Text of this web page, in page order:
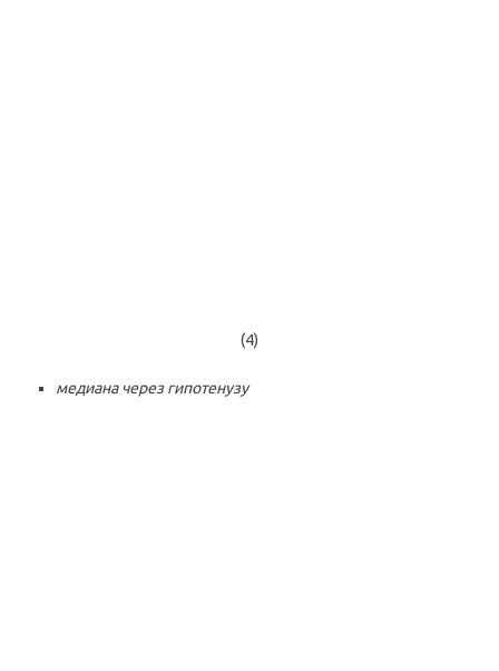
(4)
медиана через гипотенузу